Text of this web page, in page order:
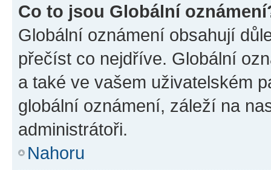
Co to jsou Globální
Globální oznámení obsahují
přečíst co nejdříve. Globální
a také ve vašem uživatelském
globální oznámení, záleží na
administrátoři.
Nahoru